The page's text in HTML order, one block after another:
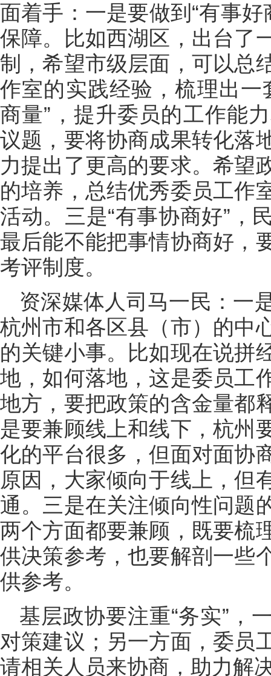
面着手：一是要做到“有事
保障。比如西湖区，出台了
制，希望市级层面，可以总
作室的实践经验，梳理出一
商量”，提升委员的工作能
议题，要将协商成果转化落
力提出了更高的要求。希望
的培养，总结优秀委员工作
活动。三是“有事协商好”，
最后能不能把事情协商好，
考评制度。
资深媒体人司马一民：一
杭州市和各区县（市）的中
的关键小事。比如现在说拼
地，如何落地，这是委员工
地方，要把政策的含金量都
是要兼顾线上和线下，杭州
化的平台很多，但面对面协
原因，大家倾向于线上，但
通。三是在关注倾向性问题
两个方面都要兼顾，既要梳
供决策参考，也要解剖一些
供参考。
基层政协要注重“务实”，
对策建议；另一方面，委员
请相关人员来协商，助力解